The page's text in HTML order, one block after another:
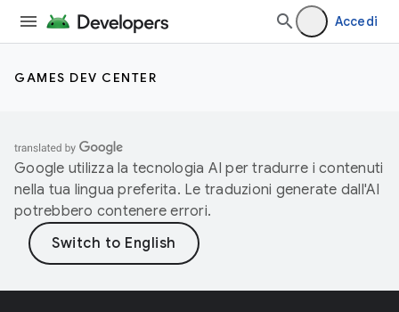
Accedi
GAMES DEV CENTER
Google utilizza la tecnologia AI per tradurre i contenuti
nella tua lingua preferita. Le traduzioni generate dall'AI
potrebbero contenere errori.